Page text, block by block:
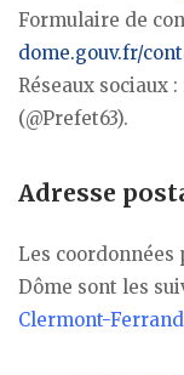
Formulaire de
dome.gouv.fr/
Réseaux sociaux
(@Prefet63).
Adresse
Les coordonnées
Dôme sont les
Clermont-